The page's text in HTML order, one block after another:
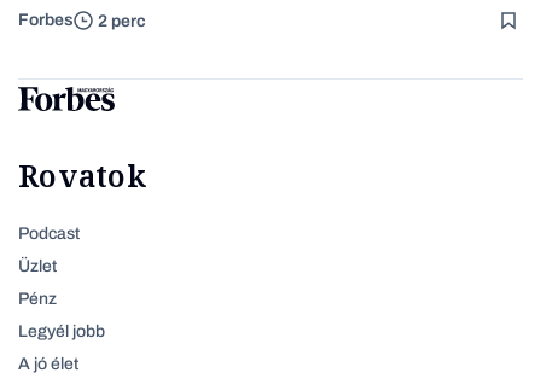
Forbes 2 perc
Rovatok
Podcast
Üzlet
Pénz
Legyél jobb
A jó élet